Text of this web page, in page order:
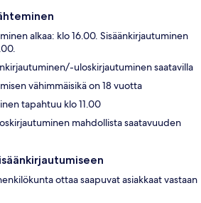
alkaa: klo 16.00. Sisäänkirjautuminen
uloskirjautuminen saatavilla
vähimmäisikä on 18 vuotta
tapahtuu klo 11.00
mahdollista saatavuuden
ottaa saapuvat asiakkaat vastaan